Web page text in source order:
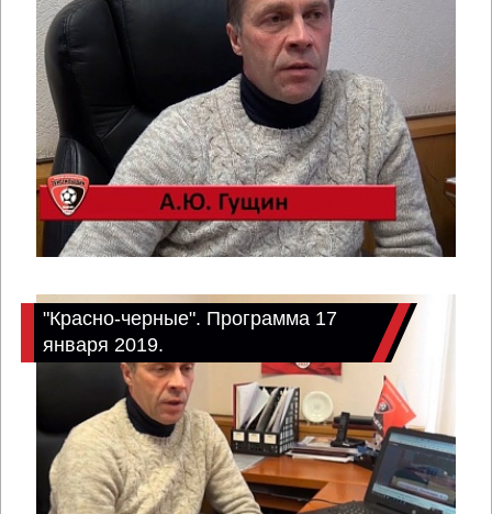
"Красно-черные". Программа 17
января 2019.